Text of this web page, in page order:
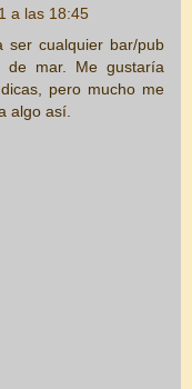
a las 18:45
ser cualquier bar/pub
de mar. Me gustaría
pero mucho me
algo así.